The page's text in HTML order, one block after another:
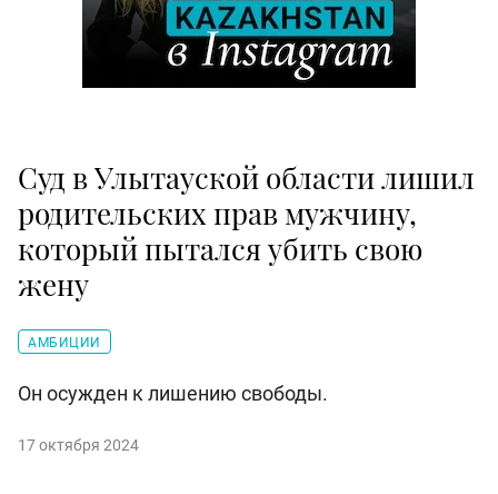
Суд в Улытауской области лишил
родительских прав мужчину,
который пытался убить свою
жену
АМБИЦИИ
Он осужден к лишению свободы.
17 октября 2024